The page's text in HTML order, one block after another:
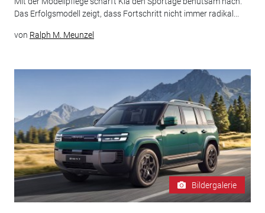
Das Erfolgsmodell zeigt, dass Fortschritt nicht immer radikal...
von Ralph M. Meunzel
Bildergalerie